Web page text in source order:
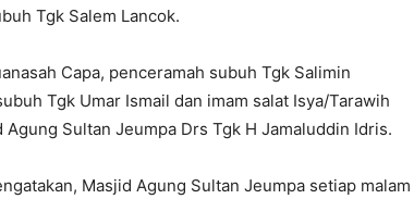
Tgk Salem Lancok.
Capa, penceramah subuh Tgk Salimin
Tgk Umar Ismail dan imam salat Isya/Tarawih
Sultan Jeumpa Drs Tgk H Jamaluddin Idris.
Masjid Agung Sultan Jeumpa setiap malam